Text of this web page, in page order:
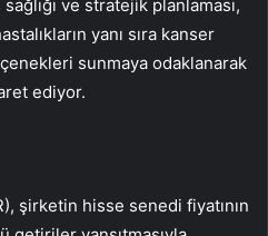
ve stratejik planlaması,
yanı sıra kanser
sunmaya odaklanarak
ediyor.
şirketin hisse senedi fiyatının